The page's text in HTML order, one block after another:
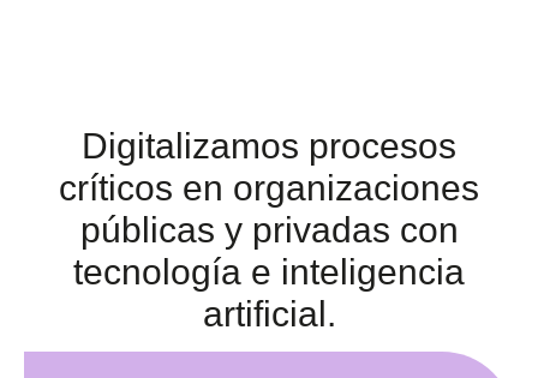
Digitalizamos procesos
críticos en organizaciones
públicas y privadas con
tecnología e inteligencia
artificial.